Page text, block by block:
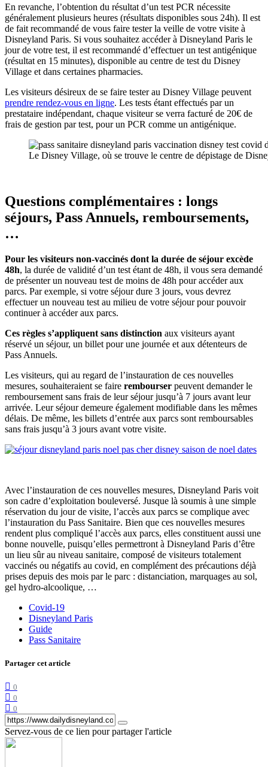
En revanche, l’obtention du résultat d’un test PCR nécessite
généralement plusieurs heures (résultats disponibles sous 24h). Il est
de fait recommandé de vous faire tester la veille de votre visite à
Disneyland Paris. Si vous souhaitez accéder à Disneyland Paris le
jour de votre test, il est recommandé d’effectuer un test antigénique
(résultat en 15 minutes), disponible au centre de test du Disney
Village et dans certaines pharmacies.
Les visiteurs désireux de se faire tester au Disney Village peuvent
prendre rendez-vous en ligne. Les tests étant effectués par un
prestataire indépendant, chaque visiteur se verra facturé de 20€ de
frais de gestion par test, pour un PCR comme un antigénique.
Le Disney Village, où se trouve le centre de dépistage de
Questions complémentaires : longs
séjours, Pass Annuels, remboursements,
…
Pour les visiteurs non-vaccinés dont la durée de séjour excède
48h, la durée de validité d’un test étant de 48h, il vous sera demandé
de présenter un nouveau test de moins de 48h pour accéder aux
parcs. Par exemple, si votre séjour dure 3 jours, vous devrez
effectuer un nouveau test au milieu de votre séjour pour pouvoir
continuer à accéder aux parcs.
Ces règles s’appliquent sans distinction aux visiteurs ayant
réservé un séjour, un billet pour une journée et aux détenteurs de
Pass Annuels.
Les visiteurs, qui au regard de l’instauration de ces nouvelles
mesures, souhaiteraient se faire rembourser peuvent demander le
remboursement sans frais de leur séjour jusqu’à 7 jours avant leur
arrivée. Leur séjour demeure également modifiable dans les mêmes
délais. De même, les billets d’entrée aux parcs sont remboursables
sans frais jusqu’à 3 jours avant votre visite.
Avec l’instauration de ces nouvelles mesures, Disneyland Paris voit
son cadre d’exploitation bouleversé. Jusque là soumis à une simple
réservation du jour de visite, l’accès aux parcs se complique avec
l’instauration du Pass Sanitaire. Bien que ces nouvelles mesures
rendent plus compliqué l’accès aux parcs, elles constituent aussi une
bonne nouvelle, puisqu’elles permettront à Disneyland Paris d’être
un lieu sûr au niveau sanitaire, composé de visiteurs totalement
vaccinés ou négatifs au covid, en complément des précautions déjà
prises depuis des mois par le parc : distanciation, marquages au sol,
gel hydro-alcoolique, …
Covid-19
Disneyland Paris
Guide
Pass Sanitaire
Partager cet article
0
0
0
Servez-vous de ce lien pour partager l'article